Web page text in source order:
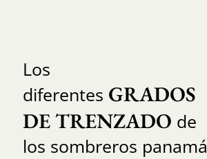
Los
diferentes GRADOS
DE TRENZADO de
los sombreros panamá